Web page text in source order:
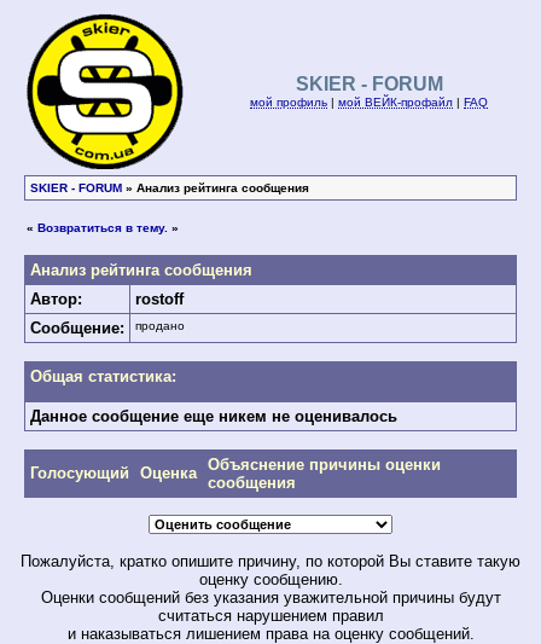
SKIER - FORUM
мой профиль | мой ВЕЙК-профайл | FAQ
SKIER - FORUM » Анализ рейтинга сообщения
« Возвратиться в тему. »
Анализ рейтинга сообщения
Автор:
rostoff
Сообщение:
продано
Общая статистика:
Данное сообщение еще никем не оценивалось
Голосующий Оценка Объяснение причины оценки
сообщения
Пожалуйста, кратко опишите причину, по которой Вы ставите такую
оценку сообщению.
Оценки сообщений без указания уважительной причины будут
считаться нарушением правил
и наказываться лишением права на оценку сообщений.